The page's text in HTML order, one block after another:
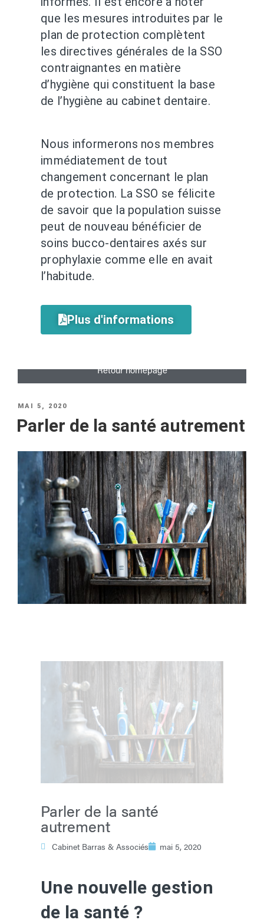
que les mesures introduites par le
plan de protection complètent
les directives générales de la SSO
contraignantes en matière
d’hygiène qui constituent la base
de l’hygiène au cabinet dentaire.
Nous informerons nos membres
immédiatement de tout
changement concernant le plan
de protection. La SSO se félicite
de savoir que la population suisse
peut de nouveau bénéficier de
soins bucco-dentaires axés sur
prophylaxie comme elle en avait
l’habitude.
Plus d'informations
Retour homepage
MAI 5, 2020
Parler de la santé autrement
Parler de la santé
autrement
Cabinet Barras & Associés mai 5, 2020
Une nouvelle gestion
de la santé ?